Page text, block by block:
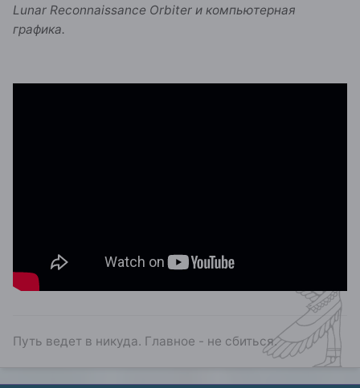
Lunar Reconnaissance Orbiter и компьютерная
графика.
Путь ведет в никуда. Главное - не сбиться.